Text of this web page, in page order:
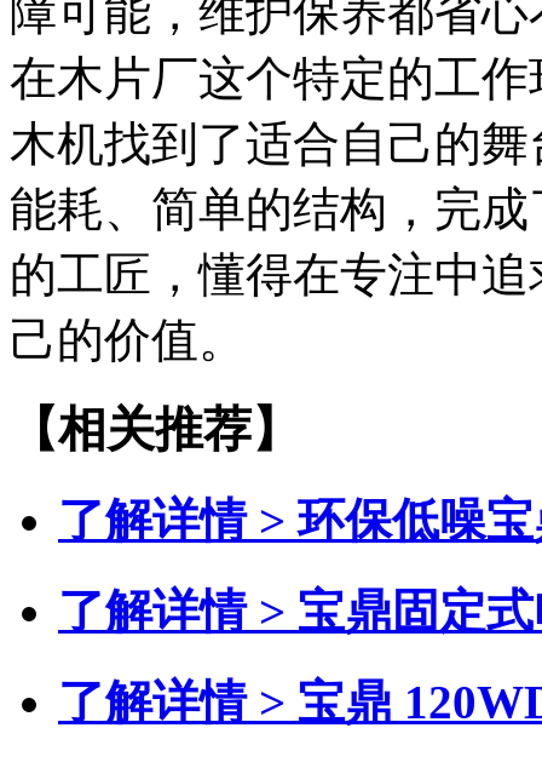
障可能，维护保养都省
在木片厂这个特定的工
木机找到了适合自己的
能耗、简单的结构，完
的工匠，懂得在专注中
己的价值。
【相关推荐】
了解详情 >环保低噪
了解详情 > 宝鼎固定
了解详情 > 宝鼎